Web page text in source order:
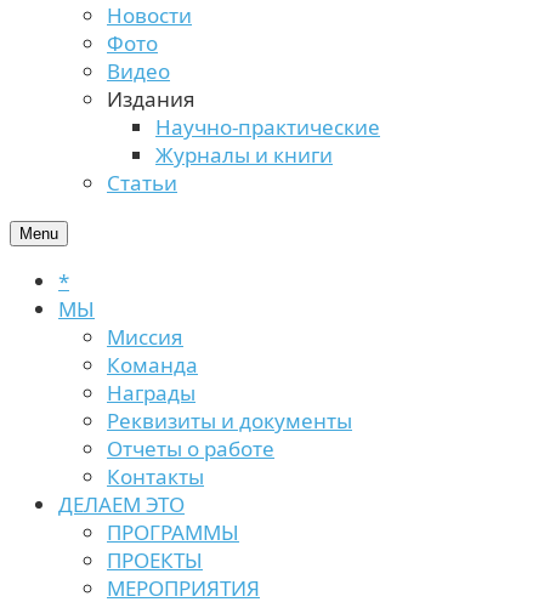
Новости
Фото
Видео
Издания
Научно-практические
Журналы и книги
Статьи
Menu
*
МЫ
Миссия
Команда
Награды
Реквизиты и документы
Отчеты о работе
Контакты
ДЕЛАЕМ ЭТО
ПРОГРАММЫ
ПРОЕКТЫ
МЕРОПРИЯТИЯ